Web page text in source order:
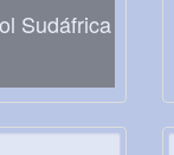
Sudáfrica